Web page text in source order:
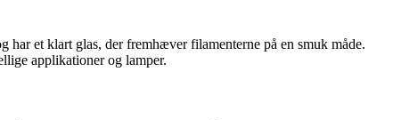
et klart glas, der fremhæver filamenterne på en smuk måde.
applikationer og lamper.